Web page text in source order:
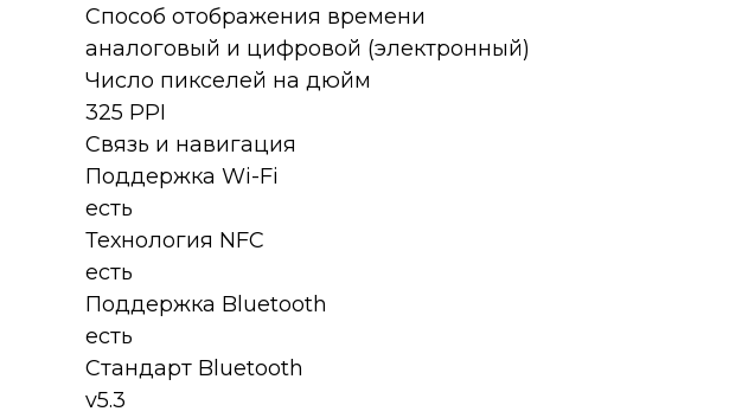
Способ отображения времени
аналоговый и цифровой (электронный)
Число пикселей на дюйм
325 PPI
Связь и навигация
Поддержка Wi-Fi
есть
Технология NFC
есть
Поддержка Bluetooth
есть
Стандарт Bluetooth
v5.3